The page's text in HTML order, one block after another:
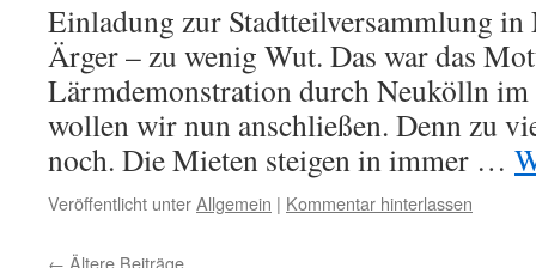
Einladung zur Stadtteilversammlung
Ärger – zu wenig Wut. Das war das
Lärmdemonstration durch Neukölln im
wollen wir nun anschließen. Denn zu
noch. Die Mieten steigen in immer …
Veröffentlicht unterAllgemein | Kommentar hinterlassen
← Ältere Beiträge